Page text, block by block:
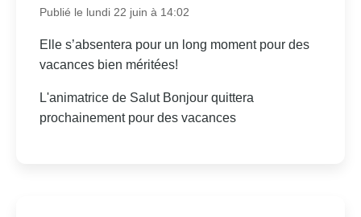
Publié le lundi 22 juin à 14:02
Elle s’absentera pour un long moment pour des
vacances bien méritées!
L'animatrice de Salut Bonjour quittera
prochainement pour des vacances